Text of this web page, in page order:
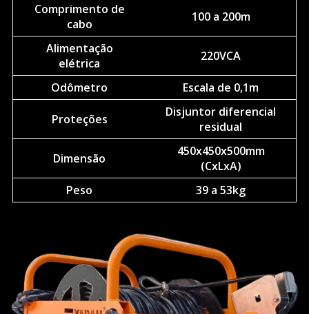
Comprimento de
cabo
100 a 200m
Alimentação
elétrica
220VCA
Odômetro Escala de 0,1m
Proteções
Disjuntor diferencial
residual
Dimensão
450x450x500mm
(CxLxA)
Peso
39 a 53kg